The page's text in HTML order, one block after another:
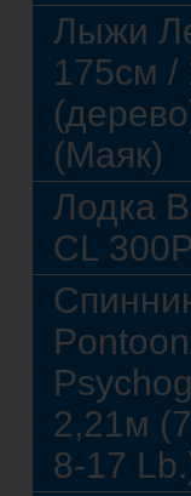
Лыжи
175см /
(Маяк)
Лодка
CL
2,21м
8-17